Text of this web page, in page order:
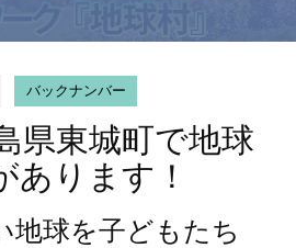
バックナンバー
県東城町で地球
あります！
地球を子どもたち